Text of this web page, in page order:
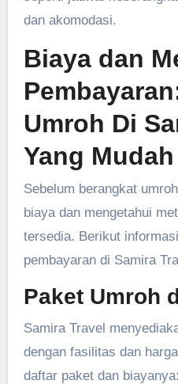
dan akomodasi.
Biaya dan
Umroh Di
Yang Mudah
Sebelum berangkat
biaya dan mengetahui
tersedia. Berikut
pembayaran di Samira
Paket Umroh
Samira Travel
dengan fasilitas dan
daftar paket dan biayanya: